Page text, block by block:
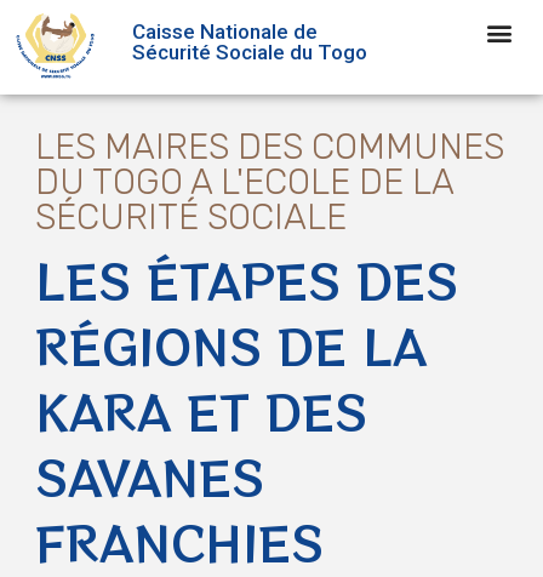
Caisse Nationale de
Sécurité Sociale du Togo
LES MAIRES DES COMMUNES
DU TOGO A L'ECOLE DE LA
SÉCURITÉ SOCIALE
LES ÉTAPES DES
RÉGIONS DE LA
KARA ET DES
SAVANES
FRANCHIES